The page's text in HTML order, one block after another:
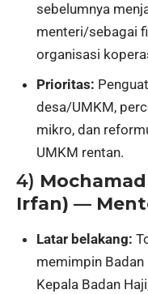
sebelumnya
menteri/sebagai
organisasi
Prioritas:
desa/UMKM,
mikro, dan
UMKM rentan.
4)
Irfan) —
Latar belakang:
memimpin
Kepala Badan